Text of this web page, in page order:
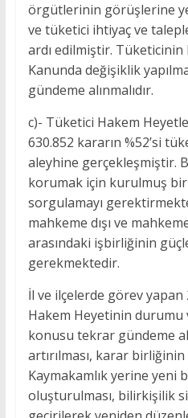
örgütlerinin görüşlerine
ve tüketici ihtiyaç ve
ardı edilmiştir. Tüketicinin
Kanunda değişiklik
gündeme alınmalıdır.
c)- Tüketici Hakem
630.852 kararın %52’si
aleyhine gerçekleşmiştir.
korumak için kurulmuş bir
sorgulamayı
mahkeme dışı ve
arasındaki işbirliğinin
gerekmektedir.
İl ve ilçelerde görev
Hakem Heyetinin durumu
konusu tekrar gündeme
artırılması, karar birliğinin
Kaymakamlık yerine yeni
oluşturulması, bilirkişilik